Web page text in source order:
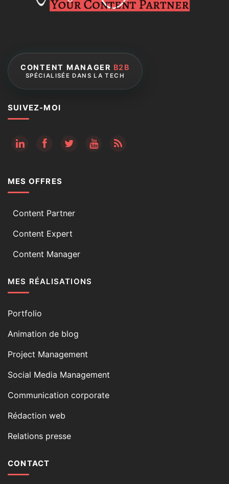
CONTENT MANAGER B2B
SPÉCIALISÉE DANS LA TECH
SUIVEZ-MOI
RSS
MES OFFRES
Content Partner
Content Expert
Content Manager
MES RÉALISATIONS
Portfolio
Animation de blog
Project Management
Social Media Management
Communication corporate
Rédaction web
Relations presse
CONTACT